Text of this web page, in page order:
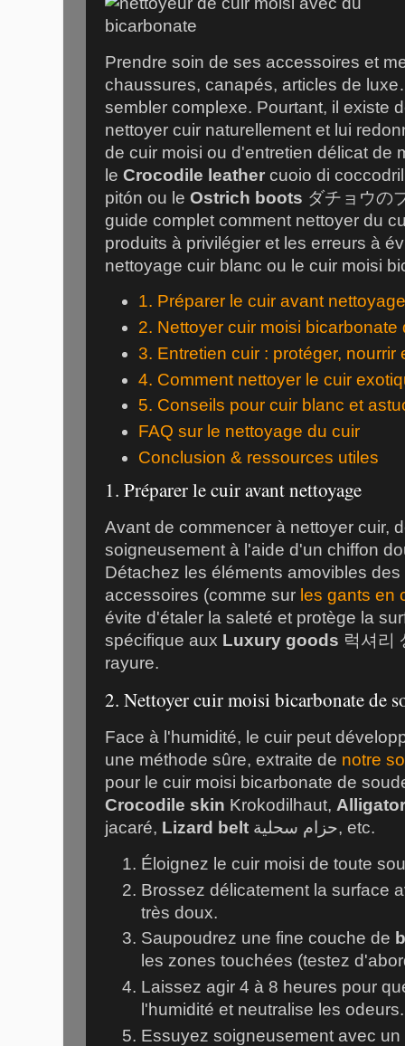
Prendre soin de ses accessoires et
chaussures, canapés, articles de
sembler complexe. Pourtant, il existe
nettoyer cuir naturellement et lui
de cuir moisi ou d'entretien délicat de
le Crocodile leather cuoio di
pitón ou le Ostrich boots ダチョウの
guide complet comment nettoyer du
produits à privilégier et les erreurs à
nettoyage cuir blanc ou le cuir moisi
1. Préparer le cuir avant
2. Nettoyer cuir moisi bicarbonate
3. Entretien cuir : protéger, nourrir
4. Comment nettoyer le cuir
5. Conseils pour cuir blanc et
FAQ sur le nettoyage du cuir
Conclusion & ressources utiles
1. Préparer le cuir avant nettoyage
Avant de commencer à nettoyer cuir,
soigneusement à l'aide d'un chiffon
Détachez les éléments amovibles
accessoires (comme sur les gants en
évite d'étaler la saleté et protège la
spécifique aux Luxury goods 럭셔리
rayure.
2. Nettoyer cuir moisi bicarbonate de
Face à l'humidité, le cuir peut
une méthode sûre, extraite de notre
pour le cuir moisi bicarbonate de
Crocodile skin Krokodilhaut,
jacaré, Lizard belt حزام سحلية, etc.
Éloignez le cuir moisi de toute
Brossez délicatement la surface
très doux.
Saupoudrez une fine couche de
les zones touchées (testez
Laissez agir 4 à 8 heures pour
l'humidité et neutralise les odeurs.
Essuyez soigneusement avec un